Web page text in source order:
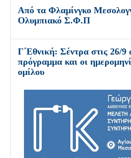
Από τα Φλαμίνγκο
Ολυμπιακό Σ.Φ.Π
Γ΄Εθνική: Σέντρα στις 26/9
πρόγραμμα και οι
ομίλου